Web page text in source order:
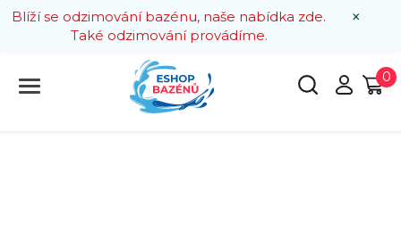
×
Blíží se odzimování bazénu, naše nabídka zde.
Také odzimování provádíme.
0